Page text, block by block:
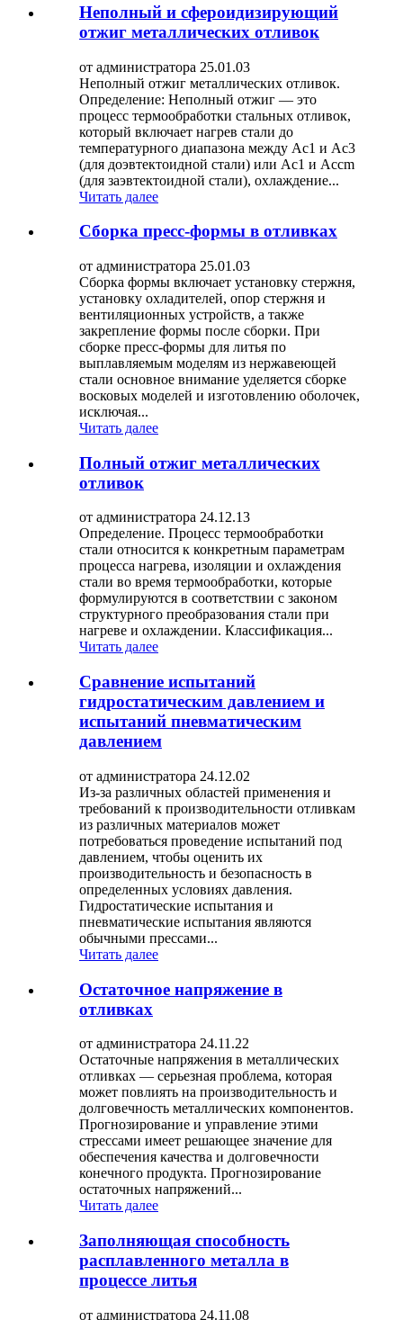
Неполный и сфероидизирующий
отжиг металлических отливок
от администратора 25.01.03
Неполный отжиг металлических отливок.
Определение: Неполный отжиг — это
процесс термообработки стальных отливок,
который включает нагрев стали до
температурного диапазона между Ac1 и Ac3
(для доэвтектоидной стали) или Ac1 и Accm
(для заэвтектоидной стали), охлаждение...
Читать далее
Сборка пресс-формы в отливках
от администратора 25.01.03
Сборка формы включает установку стержня,
установку охладителей, опор стержня и
вентиляционных устройств, а также
закрепление формы после сборки. При
сборке пресс-формы для литья по
выплавляемым моделям из нержавеющей
стали основное внимание уделяется сборке
восковых моделей и изготовлению оболочек,
исключая...
Читать далее
Полный отжиг металлических
отливок
от администратора 24.12.13
Определение. Процесс термообработки
стали относится к конкретным параметрам
процесса нагрева, изоляции и охлаждения
стали во время термообработки, которые
формулируются в соответствии с законом
структурного преобразования стали при
нагреве и охлаждении. Классификация...
Читать далее
Сравнение испытаний
гидростатическим давлением и
испытаний пневматическим
давлением
от администратора 24.12.02
Из-за различных областей применения и
требований к производительности отливкам
из различных материалов может
потребоваться проведение испытаний под
давлением, чтобы оценить их
производительность и безопасность в
определенных условиях давления.
Гидростатические испытания и
пневматические испытания являются
обычными прессами...
Читать далее
Остаточное напряжение в
отливках
от администратора 24.11.22
Остаточные напряжения в металлических
отливках — серьезная проблема, которая
может повлиять на производительность и
долговечность металлических компонентов.
Прогнозирование и управление этими
стрессами имеет решающее значение для
обеспечения качества и долговечности
конечного продукта. Прогнозирование
остаточных напряжений...
Читать далее
Заполняющая способность
расплавленного металла в
процессе литья
от администратора 24.11.08